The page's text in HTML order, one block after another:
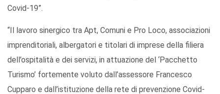
Covid-19”.
“Il lavoro sinergico tra Apt, Comuni e Pro Loco, associazioni
imprenditoriali, albergatori e titolari di imprese della filiera
dell’ospitalità e dei servizi, in attuazione del ‘Pacchetto
Turismo’ fortemente voluto dall’assessore Francesco
Cupparo e dall’istituzione della rete di prevenzione Covid-